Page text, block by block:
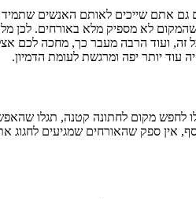
גם אתם שייכים לאותם האנשים
לא מספיק מלא באורחים.
ועוד הרבה מעבר כך, מחכה לכם
עוד יותר יפה ומרגשת לעומת הדמיון.
לחפש מקום לחתונה קטנה, תגלו
אין ספק שהאורחים שמגיעים לחגוג